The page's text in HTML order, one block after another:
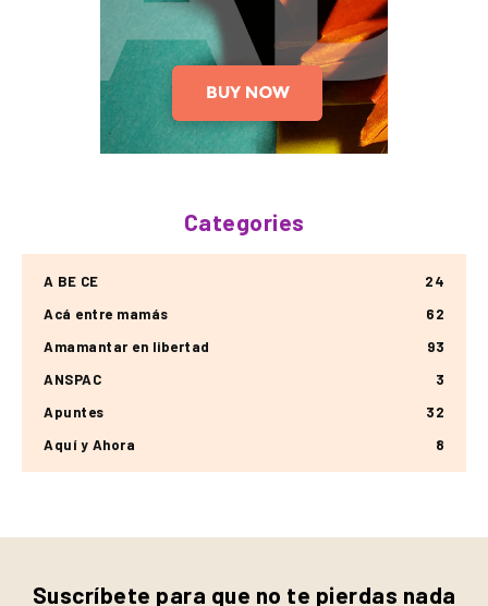
Categories
A BE CE
24
Acá entre mamás
62
Amamantar en libertad
93
ANSPAC
3
Apuntes
32
Aquí y Ahora
8
Suscríbete para que no te pierdas nada